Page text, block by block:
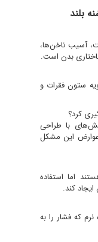
بلند
آسیب ناخن‌ها،
بدن است.
ستون فقرات و
کرد؟
با طراحی
عوارض این مشکل
اما استفاده
کند.
که فشار را به